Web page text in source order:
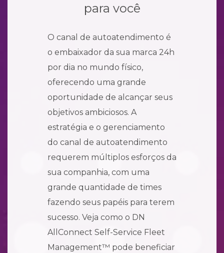
para você
O canal de autoatendimento é
o embaixador da sua marca 24h
por dia no mundo físico,
oferecendo uma grande
oportunidade de alcançar seus
objetivos ambiciosos. A
estratégia e o gerenciamento
do canal de autoatendimento
requerem múltiplos esforços da
sua companhia, com uma
grande quantidade de times
fazendo seus papéis para terem
sucesso. Veja como o DN
AllConnect Self-Service Fleet
Management™ pode beneficiar